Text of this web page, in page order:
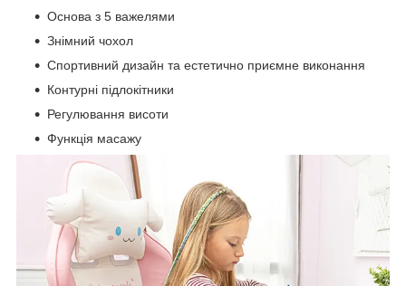
Основа з 5 важелями
Знімний чохол
Спортивний дизайн та естетично приємне виконання
Контурні підлокітники
Регулювання висоти
Функція масажу